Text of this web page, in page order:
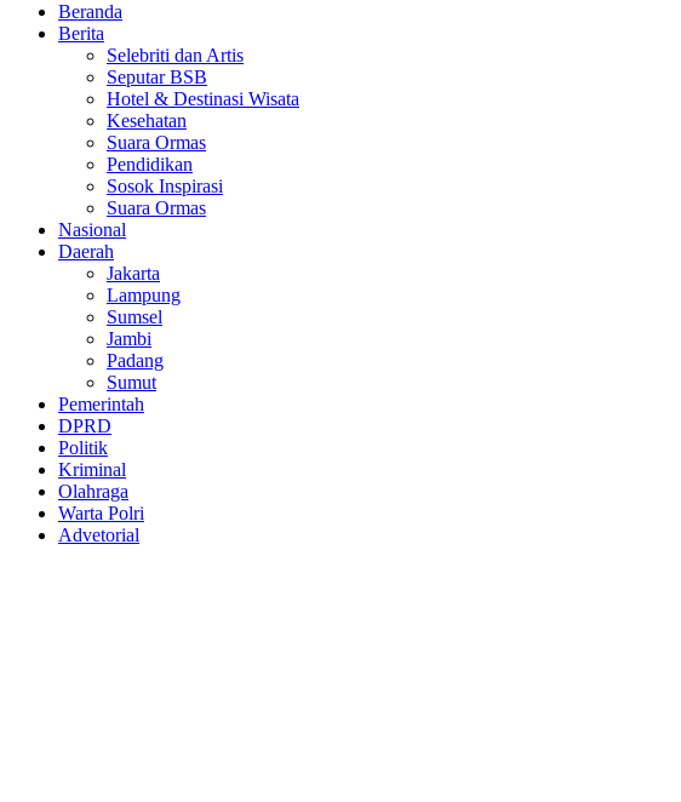
Beranda
Berita
Selebriti dan Artis
Seputar BSB
Hotel & Destinasi Wisata
Kesehatan
Suara Ormas
Pendidikan
Sosok Inspirasi
Suara Ormas
Nasional
Daerah
Jakarta
Lampung
Sumsel
Jambi
Padang
Sumut
Pemerintah
DPRD
Politik
Kriminal
Olahraga
Warta Polri
Advetorial